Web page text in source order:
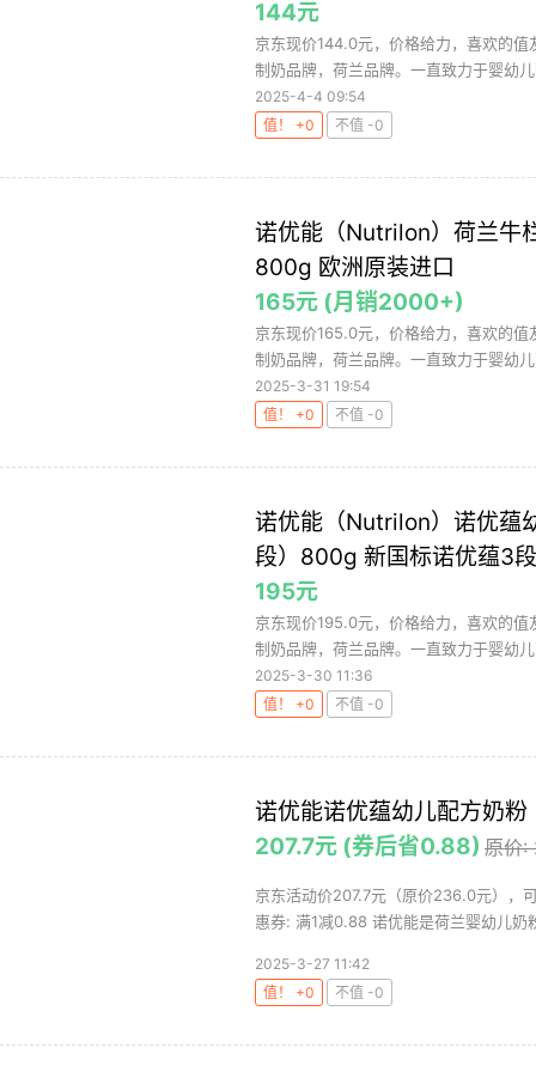
144元
京东现价144.0元，价格给力，喜欢的
制奶品牌，荷兰品牌。一直致力于婴幼
2025-4-4 09:54
值！ +0
不值 -0
诺优能（Nutrilon）荷兰牛
800g 欧洲原装进口
165元 (月销2000+)
京东现价165.0元，价格给力，喜欢的
制奶品牌，荷兰品牌。一直致力于婴幼
2025-3-31 19:54
值！ +0
不值 -0
诺优能（Nutrilon）诺优蕴
段）800g 新国标诺优蕴3
195元
京东现价195.0元，价格给力，喜欢的
制奶品牌，荷兰品牌。一直致力于婴幼
2025-3-30 11:36
值！ +0
不值 -0
诺优能诺优蕴幼儿配方奶
207.7元 (券后省0.88) 原价:
京东活动价207.7元（原价236.0元），
惠券: 满1减0.88 诺优能是荷兰婴幼儿奶
2025-3-27 11:42
值！ +0
不值 -0